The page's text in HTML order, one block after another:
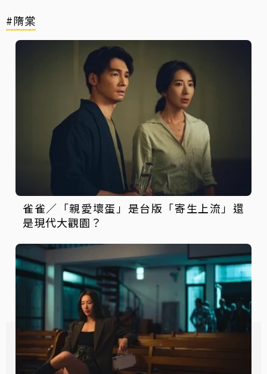
#隋棠
雀雀／「親愛壞蛋」是台版「寄生上流」還
是現代大觀園？